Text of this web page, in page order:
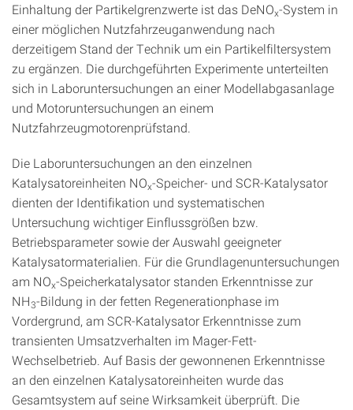
Einhaltung der Partikelgrenzwerte ist das DeNOx-System in
einer möglichen Nutzfahrzeuganwendung nach
derzeitigem Stand der Technik um ein Partikelfiltersystem
zu ergänzen. Die durchgeführten Experimente unterteilten
sich in Laboruntersuchungen an einer Modellabgasanlage
und Motoruntersuchungen an einem
Nutzfahrzeugmotorenprüfstand.
Die Laboruntersuchungen an den einzelnen
Katalysatoreinheiten NOx-Speicher- und SCR-Katalysator
dienten der Identifikation und systematischen
Untersuchung wichtiger Einflussgrößen bzw.
Betriebsparameter sowie der Auswahl geeigneter
Katalysatormaterialien. Für die Grundlagenuntersuchungen
am NOx-Speicherkatalysator standen Erkenntnisse zur
NH3-Bildung in der fetten Regenerationphase im
Vordergrund, am SCR-Katalysator Erkenntnisse zum
transienten Umsatzverhalten im Mager-Fett-
Wechselbetrieb. Auf Basis der gewonnenen Erkenntnisse
an den einzelnen Katalysatoreinheiten wurde das
Gesamtsystem auf seine Wirksamkeit überprüft. Die